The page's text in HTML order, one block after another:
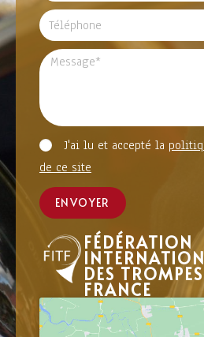
J'ai lu et accepté la
de ce site
ENVOYER
FÉDÉRATION
DES
FRANCE